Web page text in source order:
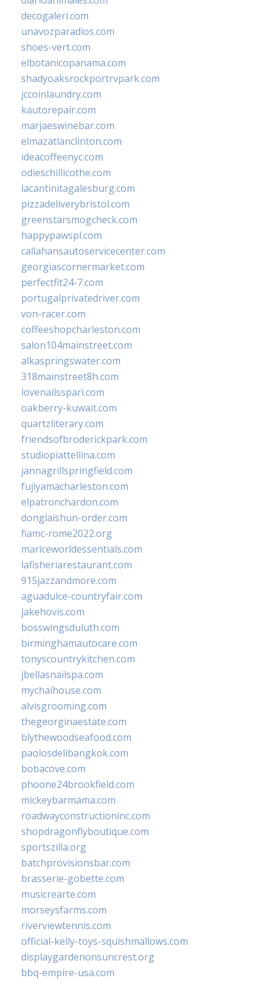
decogaleri.com
unavozparadios.com
shoes-vert.com
elbotanicopanama.com
shadyoaksrockportrvpark.com
jccoinlaundry.com
kautorepair.com
marjaeswinebar.com
elmazatlanclinton.com
ideacoffeenyc.com
odieschillicothe.com
lacantinitagalesburg.com
pizzadeliverybristol.com
greenstarsmogcheck.com
happypawspl.com
callahansautoservicecenter.com
georgiascornermarket.com
perfectfit24-7.com
portugalprivatedriver.com
von-racer.com
coffeeshopcharleston.com
salon104mainstreet.com
alkaspringswater.com
318mainstreet8h.com
lovenailsspari.com
oakberry-kuwait.com
quartzliterary.com
friendsofbroderickpark.com
studiopiattellina.com
jannagrillspringfield.com
fujiyamacharleston.com
elpatronchardon.com
donglaishun-order.com
fiamc-rome2022.org
mariceworldessentials.com
lafisheriarestaurant.com
915jazzandmore.com
aguadulce-countryfair.com
jakehovis.com
bosswingsduluth.com
birminghamautocare.com
tonyscountrykitchen.com
jbellasnailspa.com
mychaihouse.com
alvisgrooming.com
thegeorginaestate.com
blythewoodseafood.com
paolosdelibangkok.com
bobacove.com
phoone24brookfield.com
mickeybarmama.com
roadwayconstructioninc.com
shopdragonflyboutique.com
sportszilla.org
batchprovisionsbar.com
brasserie-gobette.com
musicrearte.com
morseysfarms.com
riverviewtennis.com
official-kelly-toys-squishmallows.com
displaygardenonsuncrest.org
bbq-empire-usa.com